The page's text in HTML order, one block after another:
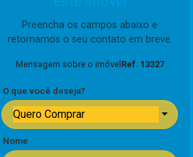
Preencha os campos abaixo e
retornamos o seu contato em breve.
Mensagem sobre o imóvel Ref. 13327
O que você deseja?
Quero Comprar
Nome